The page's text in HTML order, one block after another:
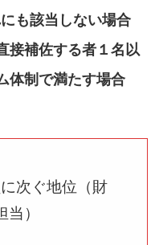
も該当しない場合
接補佐する者１名以
体制で満たす場合
次ぐ地位（財
）